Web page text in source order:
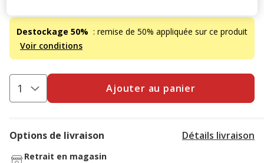
Destockage 50% : remise de 50% appliquée sur ce produit
Voir conditions
Ajouter au panier
Options de livraison Détails livraison
Retrait en magasin